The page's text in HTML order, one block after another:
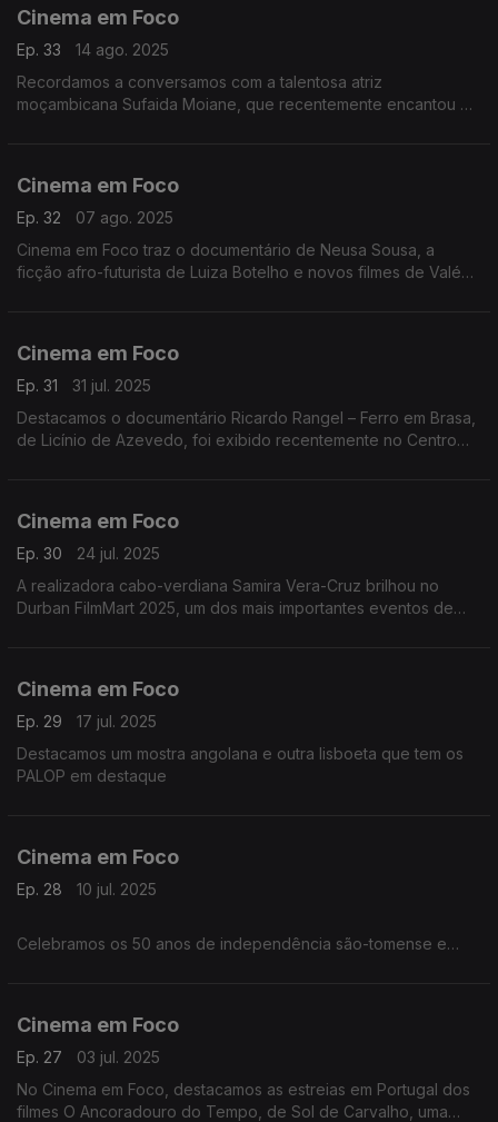
Cinema em Foco
Ep. 33
14 ago. 2025
Recordamos a conversamos com a talentosa atriz
moçambicana Sufaida Moiane, que recentemente encantou o
Cinema em Foco
Ep. 32
07 ago. 2025
Cinema em Foco traz o documentário de Neusa Sousa, a
ficção afro-futurista de Luiza Botelho e novos filmes de Valé
Cinema em Foco
Ep. 31
31 jul. 2025
Destacamos o documentário Ricardo Rangel – Ferro em Brasa,
de Licínio de Azevedo, foi exibido recentemente no Centro
Cinema em Foco
Ep. 30
24 jul. 2025
A realizadora cabo-verdiana Samira Vera-Cruz brilhou no
Durban FilmMart 2025, um dos mais importantes eventos de
Cinema em Foco
Ep. 29
17 jul. 2025
Destacamos um mostra angolana e outra lisboeta que tem os
PALOP em destaque
Cinema em Foco
Ep. 28 10 jul. 2025
Celebramos os 50 anos de independência são-tomense e
Cinema em Foco
Ep. 27
03 jul. 2025
No Cinema em Foco, destacamos as estreias em Portugal dos
filmes O Ancoradouro do Tempo, de Sol de Carvalho, uma